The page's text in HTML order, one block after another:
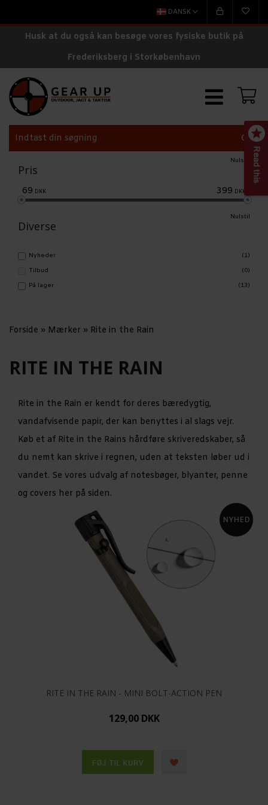
DANSK
Husk at du også kan besøge vores fysiske butik på
Frederiksberg i Storkøbenhavn
Pris
Nulstil
69 DKK 399 DKK
Diverse
Nulstil
Nyheder
(1)
Tilbud
(0)
På lager
(13)
Forside » Mærker » Rite in the Rain
RITE IN THE RAIN
Rite in the Rain er kendt for deres bæredygtig,
vandafvisende papir, der kan benyttes i al slags vejr.
Køb et af Rite in the Rains hårdføre skriveredskaber, så
du nemt kan skrive i regnen, uden at teksten løber ud i
vandet. Se vores udvalg af notesbøger, blyanter, penne
og covers her på siden.
RITE IN THE RAIN - MINI BOLT-ACTION PEN
129,00 DKK